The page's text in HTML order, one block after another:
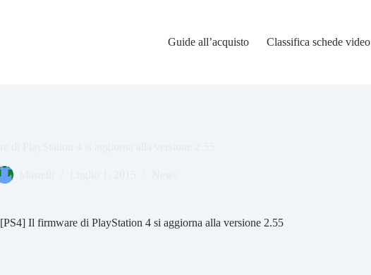
Guide all’acquisto
Classifica schede video
[PS4] Il firmware di PlayStation 4 si aggiorna alla versione 2.55